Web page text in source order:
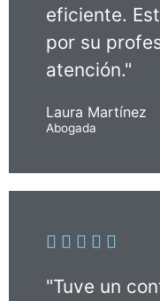
eficiente.
por su
atención."
Laura Martínez
Abogada
    
"Tuve un